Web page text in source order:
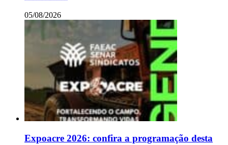
05/08/2026
Expoacre 2026: confira a programação desta